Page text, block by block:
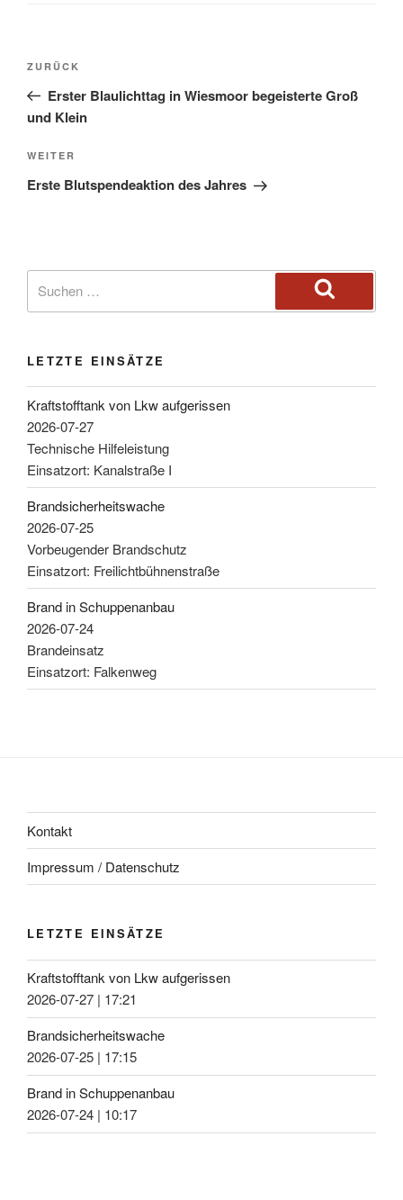
ZURÜCK
Erster Blaulichttag in Wiesmoor begeisterte Groß
und Klein
WEITER
Erste Blutspendeaktion des Jahres
LETZTE EINSÄTZE
Kraftstofftank von Lkw aufgerissen
2026-07-27
Technische Hilfeleistung
Einsatzort: Kanalstraße I
Brandsicherheitswache
2026-07-25
Vorbeugender Brandschutz
Einsatzort: Freilichtbühnenstraße
Brand in Schuppenanbau
2026-07-24
Brandeinsatz
Einsatzort: Falkenweg
Kontakt
Impressum / Datenschutz
LETZTE EINSÄTZE
Kraftstofftank von Lkw aufgerissen
2026-07-27 | 17:21
Brandsicherheitswache
2026-07-25 | 17:15
Brand in Schuppenanbau
2026-07-24 | 10:17